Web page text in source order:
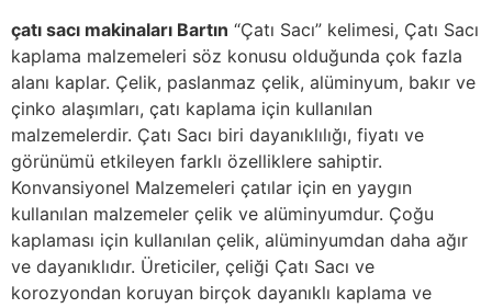
çatı sacı makinaları Bartın “Çatı Sacı” kelimesi, Çatı Sacı
kaplama malzemeleri söz konusu olduğunda çok fazla
alanı kaplar. Çelik, paslanmaz çelik, alüminyum, bakır ve
çinko alaşımları, çatı kaplama için kullanılan
malzemelerdir. Çatı Sacı biri dayanıklılığı, fiyatı ve
görünümü etkileyen farklı özelliklere sahiptir.
Konvansiyonel Malzemeleri çatılar için en yaygın
kullanılan malzemeler çelik ve alüminyumdur. Çoğu
kaplaması için kullanılan çelik, alüminyumdan daha ağır
ve dayanıklıdır. Üreticiler, çeliği Çatı Sacı ve
korozyondan koruyan birçok dayanıklı kaplama ve